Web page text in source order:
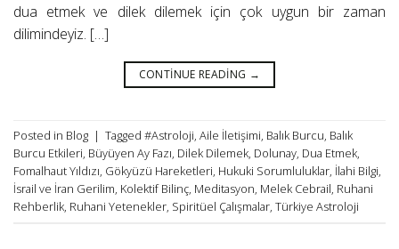
dua etmek ve dilek dilemek için çok uygun bir zaman
dilimindeyiz. […]
CONTINUE READING →
Posted in Blog | Tagged #Astroloji, Aile İletişimi, Balık Burcu, Balık
Burcu Etkileri, Büyüyen Ay Fazı, Dilek Dilemek, Dolunay, Dua Etmek,
Fomalhaut Yıldızı, Gökyüzü Hareketleri, Hukuki Sorumluluklar, İlahi Bilgi,
İsrail ve İran Gerilim, Kolektif Bilinç, Meditasyon, Melek Cebrail, Ruhani
Rehberlik, Ruhani Yetenekler, Spiritüel Çalışmalar, Türkiye Astroloji